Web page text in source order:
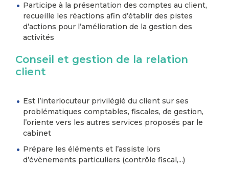
Participe à la présentation des comptes au client,
recueille les réactions afin d’établir des pistes
d’actions pour l’amélioration de la gestion des
activités
Conseil et gestion de la relation
client
Est l’interlocuteur privilégié du client sur ses
problématiques comptables, fiscales, de gestion,
l’oriente vers les autres services proposés par le
cabinet
Prépare les éléments et l’assiste lors
d’évènements particuliers (contrôle fiscal,...)